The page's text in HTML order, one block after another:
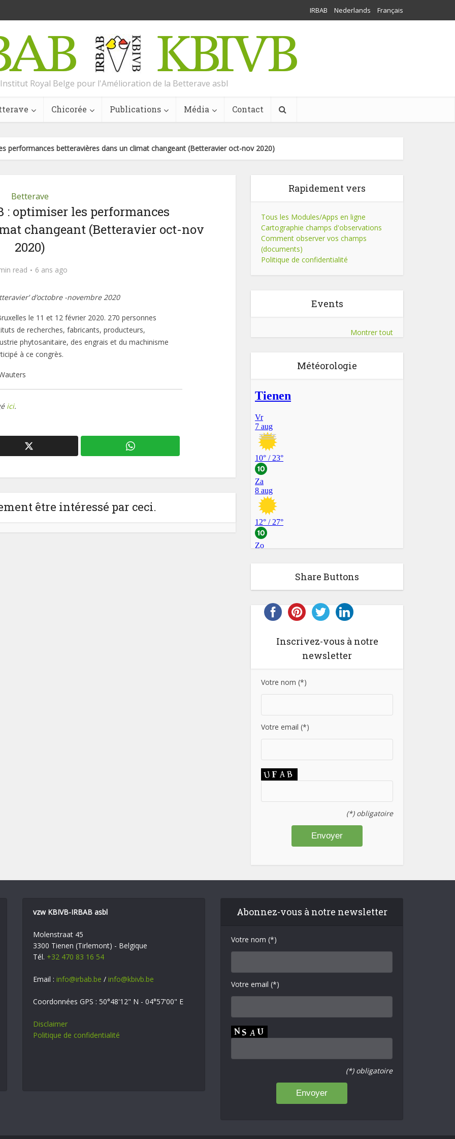
IRBAB Nederlands Français
Institut Royal Belge pour l'Amélioration de la Betterave asbl
Chicorée Publications Média Contact
performances betteravières dans un climat changeant (Betteravier oct-nov 2020)
Betterave
: optimiser les performances
changeant (Betteravier oct-nov
2020)
read 6 ans ago
d’octobre -novembre 2020
le 11 et 12 février 2020. 270 personnes
de recherches, fabricants, producteurs,
phytosanitaire, des engrais et du machinisme
à ce congrès.
ici.
être intéressé par ceci.
Rapidement vers
Tous les Modules/Apps en ligne
Cartographie champs d'observations
Comment observer vos champs
(documents)
Politique de confidentialité
Events
Montrer tout
Météorologie
Share Buttons
Inscrivez-vous à notre
newsletter
Votre nom (*)
Votre email (*)
(*) obligatoire
vzw KBIVB-IRBAB asbl
Molenstraat 45
3300 Tienen (Tirlemont) - Belgique
Tél. +32 470 83 16 54
Email : info@irbab.be / info@kbivb.be
Coordonnées GPS : 50°48'12" N - 04°57'00" E
Disclaimer
Politique de confidentialité
Abonnez-vous à notre newsletter
Votre nom (*)
Votre email (*)
(*) obligatoire